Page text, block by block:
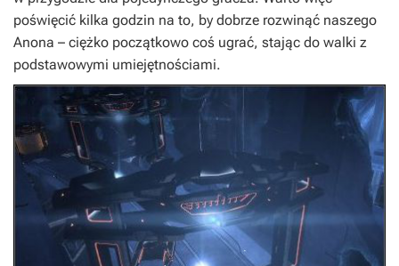
poświęcić kilka godzin na to, by dobrze rozwinąć naszego
Anona – ciężko początkowo coś ugrać, stając do walki z
podstawowymi umiejętnościami.